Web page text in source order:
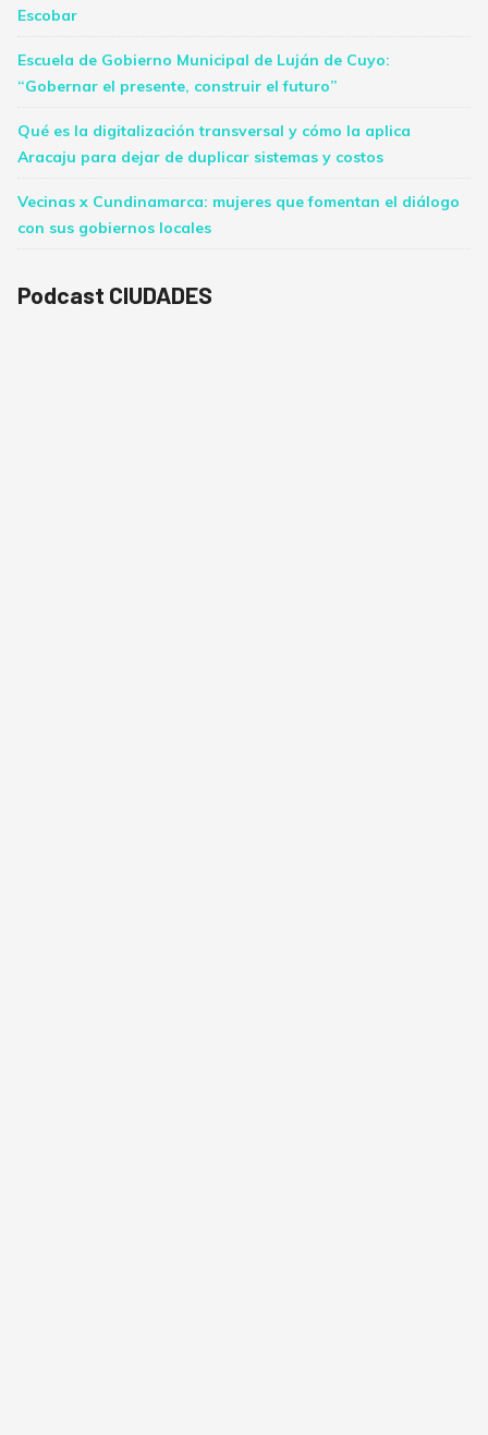
Escobar
Escuela de Gobierno Municipal de Luján de Cuyo:
“Gobernar el presente, construir el futuro”
Qué es la digitalización transversal y cómo la aplica
Aracaju para dejar de duplicar sistemas y costos
Vecinas x Cundinamarca: mujeres que fomentan el diálogo
con sus gobiernos locales
Podcast CIUDADES